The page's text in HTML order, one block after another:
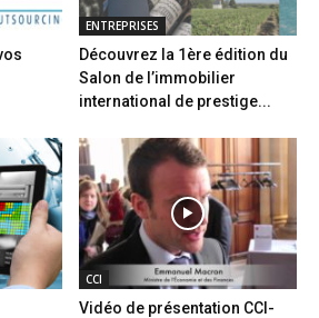
ENTREPRISES
Découvrez la 1ère édition du
Salon de l’immobilier
international de prestige...
CCI
Vidéo de présentation CCI-